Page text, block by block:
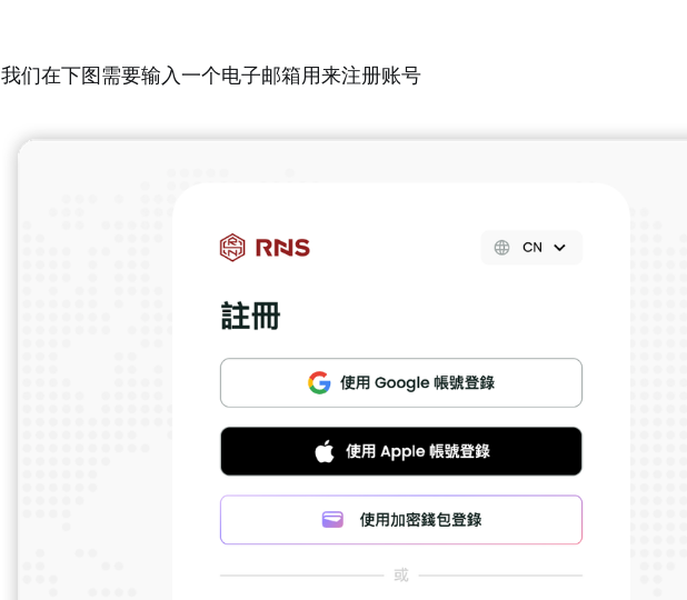
我们在下图需要输入一个电子邮箱用来注册账号